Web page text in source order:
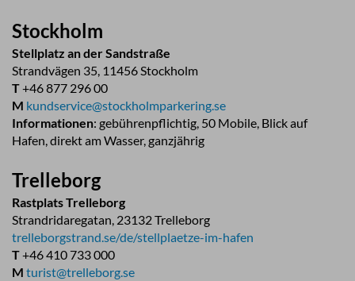
Stockholm
Stellplatz an der Sandstraße
Strandvägen 35, 11456 Stockholm
T+46 877 296 00
M kundservice@stockholmparkering.se
Informationen: gebührenpflichtig, 50 Mobile, Blick auf
Hafen, direkt am Wasser, ganzjährig
Trelleborg
Rastplats Trelleborg
Strandridaregatan, 23132 Trelleborg
trelleborgstrand.se/de/stellplaetze-im-hafen
T+46 410 733 000
M turist@trelleborg.se